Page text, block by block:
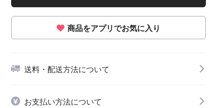
商品をアプリでお気に入り
送料・配送方法について
お支払い方法について